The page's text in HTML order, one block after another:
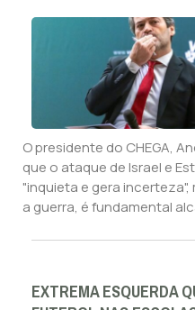
O presidente do CHEGA,
que o ataque de Israel e
"inquieta e gera
a guerra, é fundamental
EXTREMA ESQUERDA